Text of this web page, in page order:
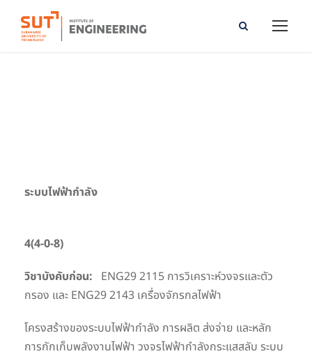
ระบบไฟฟ้ากำลัง
4(4-0-8)
วิชาบังคับก่อน: ENG29 2115 การวิเคราะห์วงจรและตัว
กรอง และ ENG29 2143 เครื่องจักรกลไฟฟ้า
โครงสร้างของระบบไฟฟ้ากำลัง การผลิต ส่งจ่าย และหลัก
การกักเก็บพลังงานไฟฟ้า วงจรไฟฟ้ากำลังกระแสสลับ ระบบ